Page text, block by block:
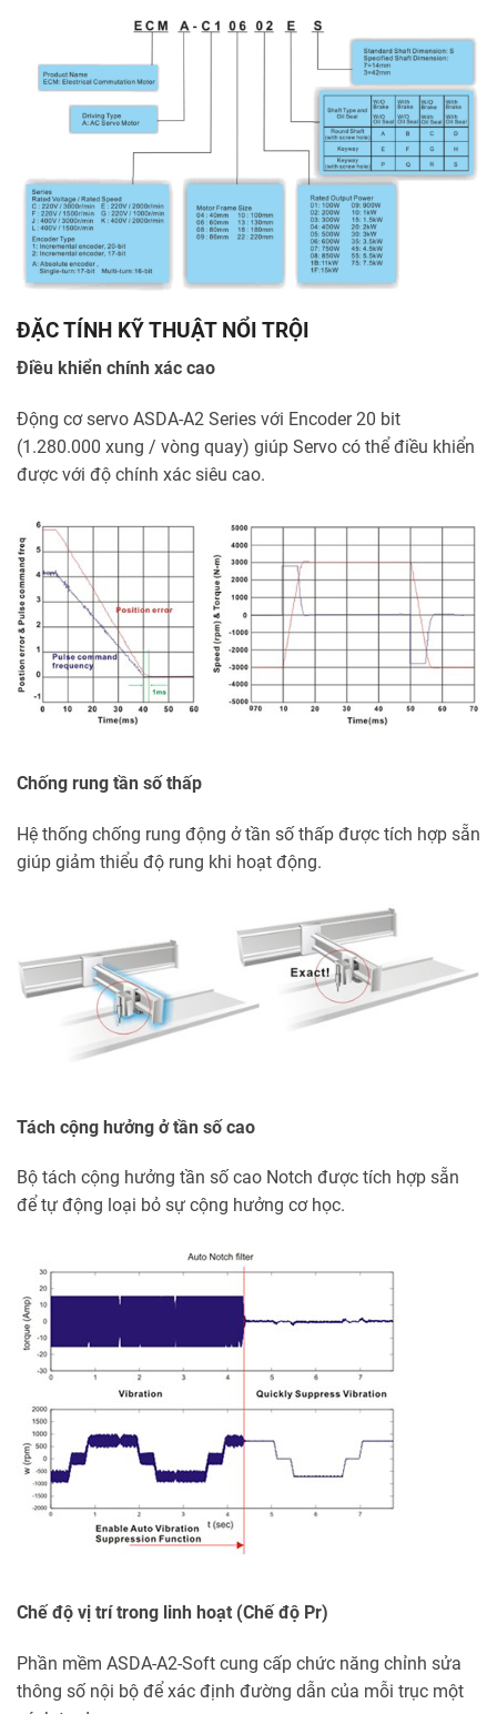
ĐẶC TÍNH KỸ THUẬT NỔI TRỘI
Điều khiển chính xác cao
Động cơ servo ASDA-A2 Series với Encoder 20 bit
(1.280.000 xung / vòng quay) giúp Servo có thể điều khiển
được với độ chính xác siêu cao.
Chống rung tần số thấp
Hệ thống chống rung động ở tần số thấp được tích hợp sẵn
giúp giảm thiểu độ rung khi hoạt động.
Tách cộng hưởng ở tần số cao
Bộ tách cộng hưởng tần số cao Notch được tích hợp sẵn
để tự động loại bỏ sự cộng hưởng cơ học.
Chế độ vị trí trong linh hoạt (Chế độ Pr)
Phần mềm ASDA-A2-Soft cung cấp chức năng chỉnh sửa
thông số nội bộ để xác định đường dẫn của mỗi trục một